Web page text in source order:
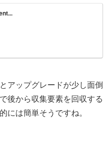
アップグレードが少し面倒
後から収集要素を回収する
には簡単そうですね。